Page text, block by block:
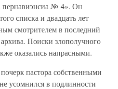
пернавиэнсиа № 4». Он
списка и двадцать лет
смотрителем в последний
архива. Поиски злополучного
оказались напрасными.
пастора собственными
усомнился в подлинности